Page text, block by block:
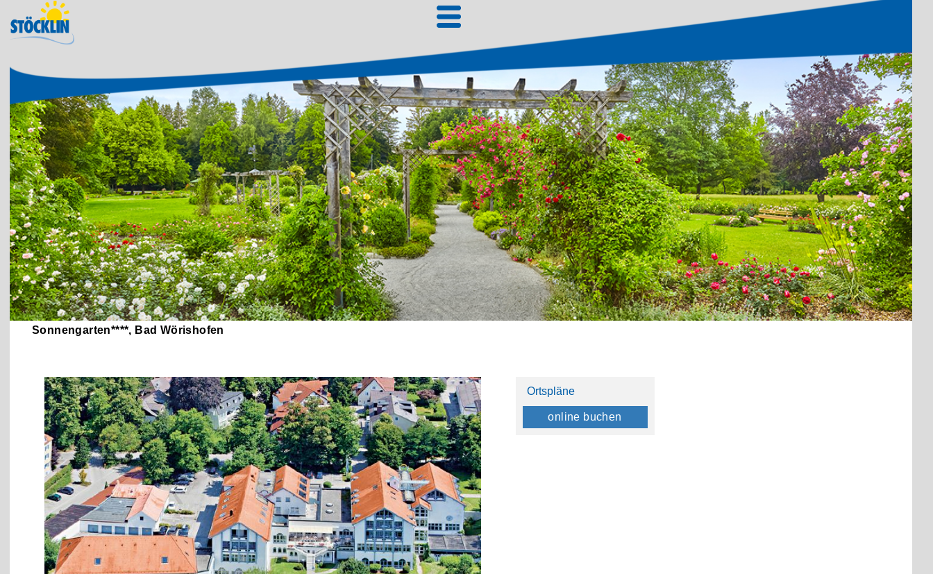
Sonnengarten****, Bad Wörishofen
Ortspläne
online buchen